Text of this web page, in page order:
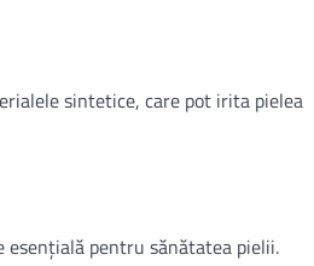
sintetice, care pot irita pielea
esențială pentru sănătatea pielii.